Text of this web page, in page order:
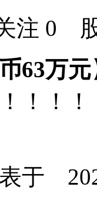
注 0
63万元
！！！